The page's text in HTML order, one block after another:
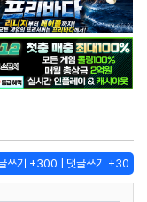
쓰기 +300 | 댓글쓰기 +30